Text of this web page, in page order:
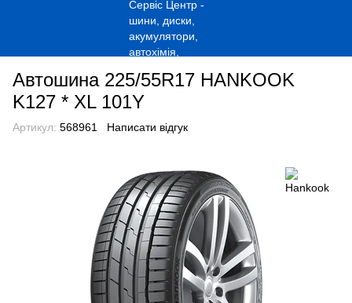
Автошина 225/55R17 HANKOOK
K127 * XL 101Y
Артикул: 568961 Написати відгук